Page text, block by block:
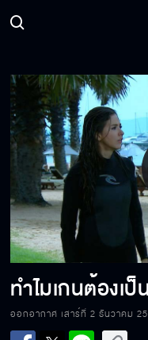
ทำไมเกนต้องเ
ออกอากาศ เสาร์ที่ 2 ธันวาคม
เ
ผ
สิ่